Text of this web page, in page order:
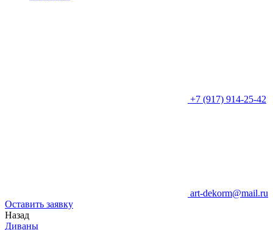
+7 (917) 914-25-42
art-dekorm@mail.ru
Оставить заявку
Назад
Диваны